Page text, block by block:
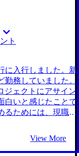
たと感じています。
目線があるのでそ
います。しっかり
ように精進してい
で豊富な実績があっ
ました。初回面談で
てくれて、うまく
たので、他のエー
ができると感じたの
を始めたのですが、
界構造や昇進の仕
れました。永井さん
あり、業界のイメー
のキャリアを最大
。今までのキャリア
きたことはとてもう
ト
に入行しました。新
務していました。
ジェクトにアサイン
白いと感じたことで
るためには、現職に
クのある環境が嫌だ
View More